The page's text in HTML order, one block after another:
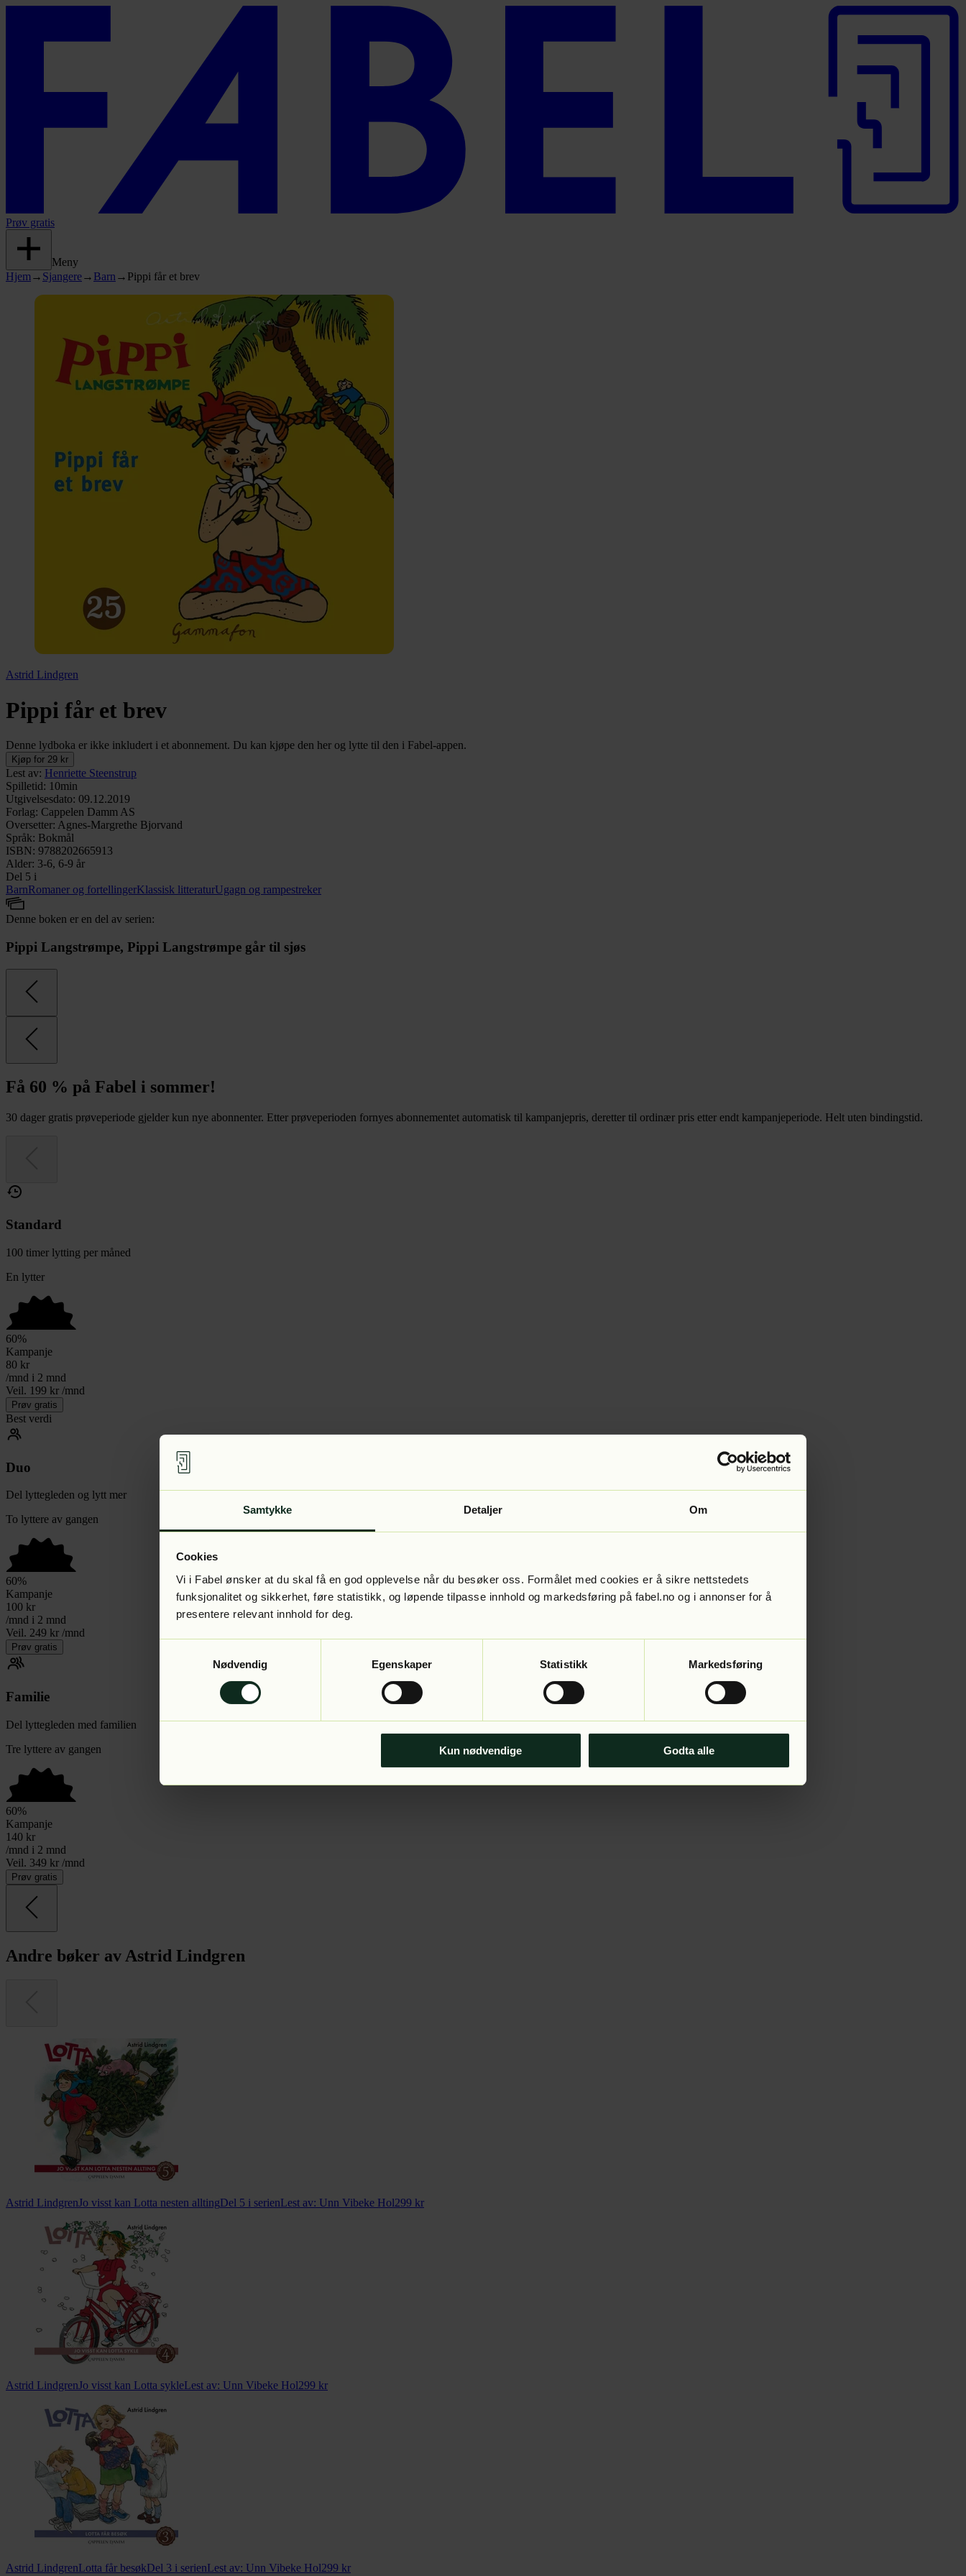
Samtykke Detaljer Om
Cookies
Vi i Fabel ønsker at du skal få en god opplevelse når du besøker oss. Formålet med cookies er å sikre nettstedets
funksjonalitet og sikkerhet, føre statistikk, og løpende tilpasse innhold og markedsføring på fabel.no og i annonser for å
presentere relevant innhold for deg.
Nødvendig
Egenskaper Statistikk Markedsføring
Kun nødvendige Godta alle
Prøv gratis
Meny
Hjem → Sjangere→ Barn → Pippi får et brev
Astrid Lindgren
Pippi får et brev
Denne lydboka er ikke inkludert i et abonnement. Du kan kjøpe den her og lytte til den i Fabel-appen.
Kjøp for 29 kr
Lest av: Henriette Steenstrup
Spilletid: 10min
Utgivelsesdato: 09.12.2019
Forlag: Cappelen Damm AS
Oversetter: Agnes-Margrethe Bjorvand
Språk: Bokmål
ISBN: 9788202665913
Alder: 3-6, 6-9 år
Del 5 i
BarnRomaner og fortellingerKlassisk litteraturUgagn og rampestreker
Denne boken er en del av serien:
Pippi Langstrømpe, Pippi Langstrømpe går til sjøs
Få 60 % på Fabel i sommer!
30 dager gratis prøveperiode gjelder kun nye abonnenter. Etter prøveperioden fornyes abonnementet automatisk til kampanjepris, deretter til ordinær pris etter endt kampanjeperiode. Helt uten bindingstid.
Standard
100 timer lytting per måned
En lytter
60%
Kampanje
80 kr
/mnd i 2 mnd
Veil. 199 kr /mnd
Prøv gratis
Best verdi
Duo
Del lyttegleden og lytt mer
To lyttere av gangen
60%
Kampanje
100 kr
/mnd i 2 mnd
Veil. 249 kr /mnd
Prøv gratis
Familie
Del lyttegleden med familien
Tre lyttere av gangen
60%
Kampanje
140 kr
/mnd i 2 mnd
Veil. 349 kr /mnd
Prøv gratis
Andre bøker av Astrid Lindgren
Astrid LindgrenJo visst kan Lotta nesten alltingDel 5 i serienLest av: Unn Vibeke Hol299 kr
Astrid LindgrenJo visst kan Lotta sykleLest av: Unn Vibeke Hol299 kr
Astrid LindgrenLotta får besøkDel 3 i serienLest av: Unn Vibeke Hol299 kr